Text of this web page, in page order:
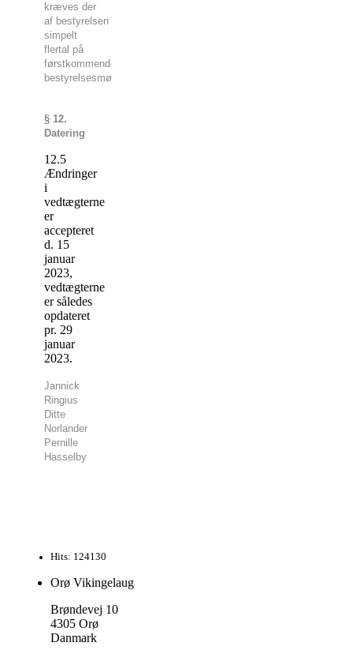
kræves der
af bestyrelsen
simpelt
flertal på
førstkommende
bestyrelsesmøde.
§ 12.
Datering
12.5
Ændringer
i
vedtægterne
er
accepteret
d. 15
januar
2023,
vedtægterne
er således
opdateret
pr. 29
januar
2023.
Jannick
Ringius
Ditte
Norlander
Pernille
Hasselby
Hits: 124130
Orø Vikingelaug
Brøndevej 10
4305 Orø
Danmark